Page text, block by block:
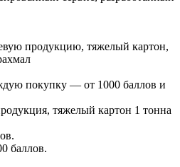
продукцию, тяжелый картон,
покупку — от 1000 баллов и
тяжелый картон 1 тонна
баллов.